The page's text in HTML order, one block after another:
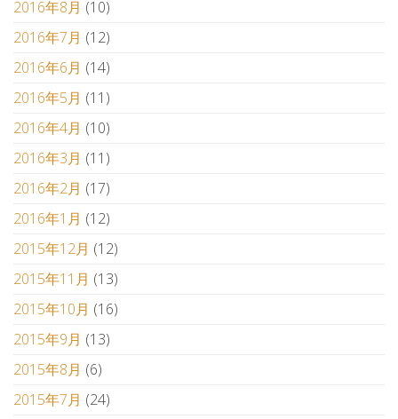
2016年8月 (10)
2016年7月 (12)
2016年6月 (14)
2016年5月 (11)
2016年4月 (10)
2016年3月 (11)
2016年2月 (17)
2016年1月 (12)
2015年12月 (12)
2015年11月 (13)
2015年10月 (16)
2015年9月 (13)
2015年8月 (6)
2015年7月 (24)